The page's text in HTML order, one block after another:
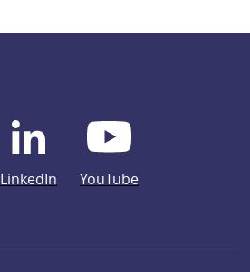
LinkedIn
YouTube